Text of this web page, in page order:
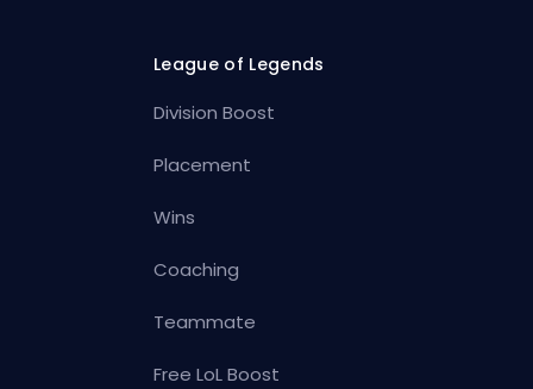
League of Legends
Division Boost
Placement
Wins
Coaching
Teammate
Free LoL Boost